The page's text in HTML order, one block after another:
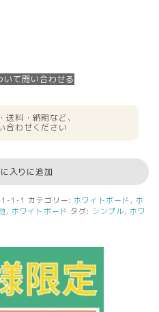
いて問い合わせる
料・納期など、
合わせください
入りに追加
1-1-1 カテゴリー: ホワイトボード , ホ
, ホワイトボード タグ: シンプル, ホワ